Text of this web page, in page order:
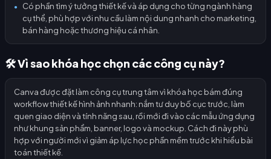
●
Có phần tìm ý tưởng thiết kế và áp dụng cho từng ngành hàng
cụ thể, phù hợp với nhu cầu làm nội dung nhanh cho marketing,
bán hàng hoặc thương hiệu cá nhân.
🛠️ Vì sao khóa học chọn các công cụ này?
Canva được đặt làm công cụ trung tâm vì khóa học bám đúng
workflow thiết kế hình ảnh nhanh: nắm tư duy bố cục trước, làm
quen giao diện và tính năng sau, rồi mới đi vào các mẫu ứng dụng
như khung sản phẩm, banner, logo và mockup. Cách đi này phù
hợp với người mới vì giảm áp lực học phần mềm trước khi hiểu bài
toán thiết kế.